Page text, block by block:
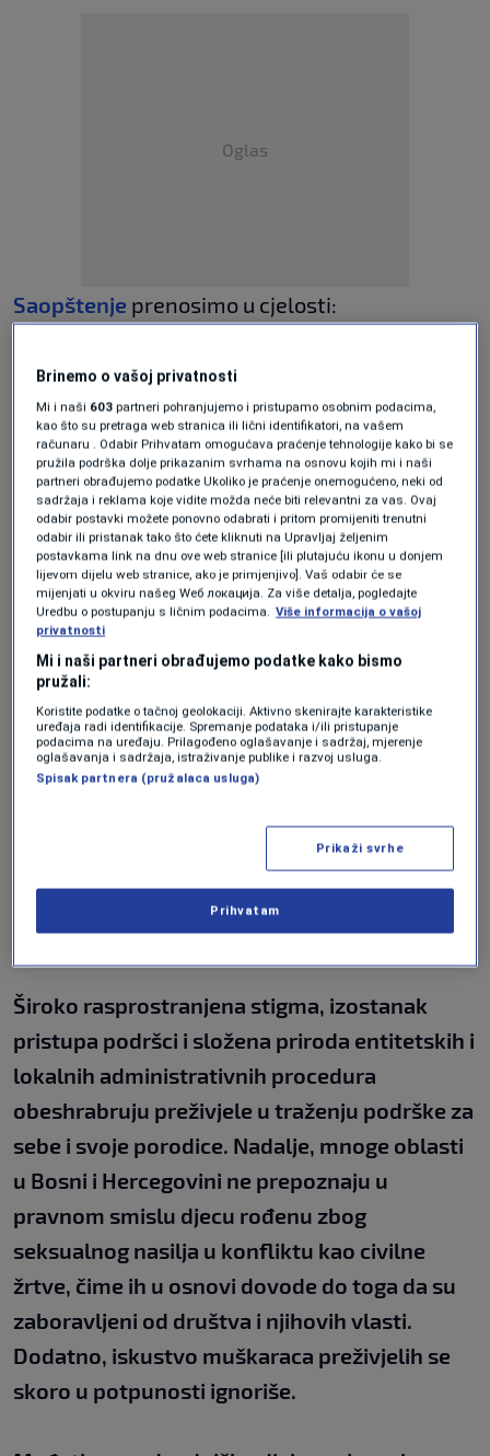
Oglas
Saopštenje prenosimo u cjelosti:
Danas, na Međunarodni dan eliminacije
seksualnog nasilja u konfliktu, stojimo rame
uz rame sa svima na koje je seksualno nasilje
u konfliktu imalo uticaja, uključujući
preživjele, njihove zajednice i one koji pružaju
neophodnu pomoć.
Nažalost, seksualno nasilje se i dalje koristi
kao oružje rata diljem svijeta. Tokom rata
1992-1995. u Bosni i Hercegovini, desetine
hiljada žena, muškaraca i djece je silovano ili
seksualno zlostavljano. Uprkos tome što je
proteklo skoro trideset godina od završetka
oružanog sukoba, samo mali broj preživjelih
ima pristup značajnoj podršci ili su dobili bilo
koju vrstu reparacije za preživljenu traumu i
zlo.
Široko rasprostranjena stigma, izostanak
pristupa podršci i složena priroda entitetskih i
lokalnih administrativnih procedura
obeshrabruju preživjele u traženju podrške za
sebe i svoje porodice. Nadalje, mnoge oblasti
u Bosni i Hercegovini ne prepoznaju u
pravnom smislu djecu rođenu zbog
seksualnog nasilja u konfliktu kao civilne
žrtve, čime ih u osnovi dovode do toga da su
zaboravljeni od društva i njihovih vlasti.
Dodatno, iskustvo muškaraca preživjelih se
skoro u potpunosti ignoriše.
Brinemo o vašoj privatnosti
Mi i naši 603 partneri pohranjujemo i pristupamo osobnim podacima,
kao što su pretraga web stranica ili lični identifikatori, na vašem
računaru . Odabir Prihvatam omogućava praćenje tehnologije kako bi se
pružila podrška dolje prikazanim svrhama na osnovu kojih mi i naši
partneri obrađujemo podatke Ukoliko je praćenje onemogućeno, neki od
sadržaja i reklama koje vidite možda neće biti relevantni za vas. Ovaj
odabir postavki možete ponovno odabrati i pritom promijeniti trenutni
odabir ili pristanak tako što ćete kliknuti na Upravljaj željenim
postavkama link na dnu ove web stranice [ili plutajuću ikonu u donjem
lijevom dijelu web stranice, ako je primjenjivo]. Vaš odabir će se
mijenjati u okviru našeg Wеб локација. Za više detalja, pogledajte
Uredbu o postupanju s ličnim podacima. Više informacija o vašoj
privatnosti
Mi i naši partneri obrađujemo podatke kako bismo
pružali:
Koristite podatke o tačnoj geolokaciji. Aktivno skenirajte karakteristike
uređaja radi identifikacije. Spremanje podataka i/ili pristupanje
podacima na uređaju. Prilagođeno oglašavanje i sadržaj, mjerenje
oglašavanja i sadržaja, istraživanje publike i razvoj usluga.
Spisak partnera (pružalaca usluga)
Prikaži svrhe
Prihvatam